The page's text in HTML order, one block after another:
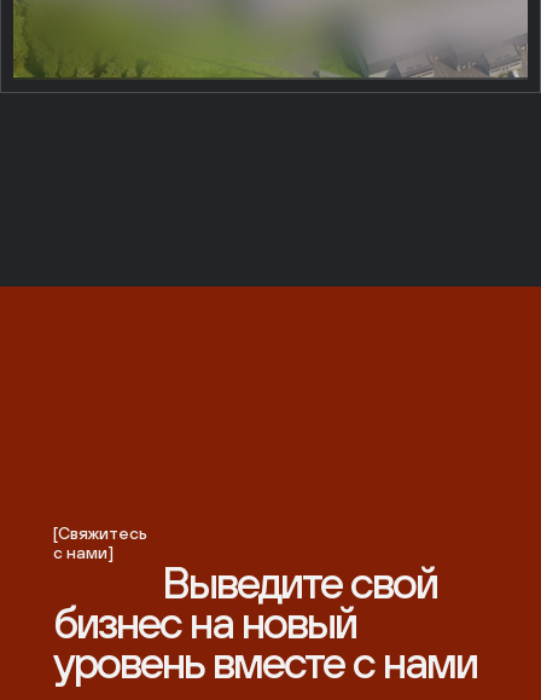
[Свяжитесь
с нами]
Выведите свой
бизнес на новый
уровень вместе с нами